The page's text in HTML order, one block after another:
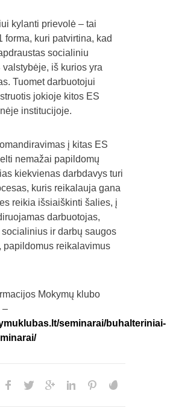
kylanti prievolė – tai
forma, kuri patvirtina, kad
socialiniu
iš kurios yra
Tuomet darbuotojui
jokioje kitos ES
institucijoje.
į kitas ES
nemažai papildomų
kiekvienas darbdavys turi
kuris reikalauja gana
reikia išsiaiškinti šalies, į
darbuotojas,
ir darbų saugos
papildomus reikalavimus
Mokymų klubo
–
seminarai/buhalteriniai-